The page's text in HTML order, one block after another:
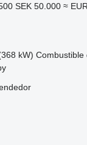
SEK 50.000 ≈
kW) Combustible